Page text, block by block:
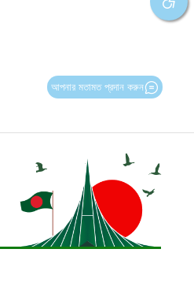
আপনার মতামত প্রদান করুন